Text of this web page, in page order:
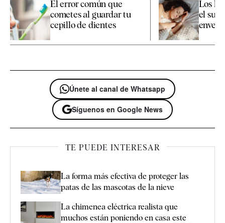
El error común que
cometes al guardar tu
cepillo de dientes
Los
el
Únete al canal de Whatsapp
Síguenos en Google News
TE PUEDE INTERESAR
La forma más efectiva de proteger las
patas de las mascotas de la nieve
La chimenea eléctrica realista que
muchos están poniendo en casa este